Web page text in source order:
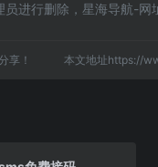
进行删除，星海导航-网
享！ 本文地址https://